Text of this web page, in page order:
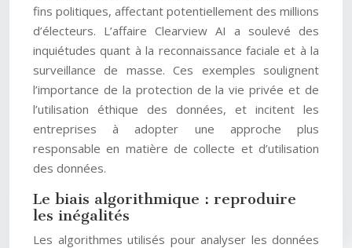
fins politiques, affectant potentiellement des millions
d’électeurs. L’affaire Clearview AI a soulevé des
inquiétudes quant à la reconnaissance faciale et à la
surveillance de masse. Ces exemples soulignent
l’importance de la protection de la vie privée et de
l’utilisation éthique des données, et incitent les
entreprises à adopter une approche plus
responsable en matière de collecte et d’utilisation
des données.
Le biais algorithmique : reproduire
les inégalités
Les algorithmes utilisés pour analyser les données